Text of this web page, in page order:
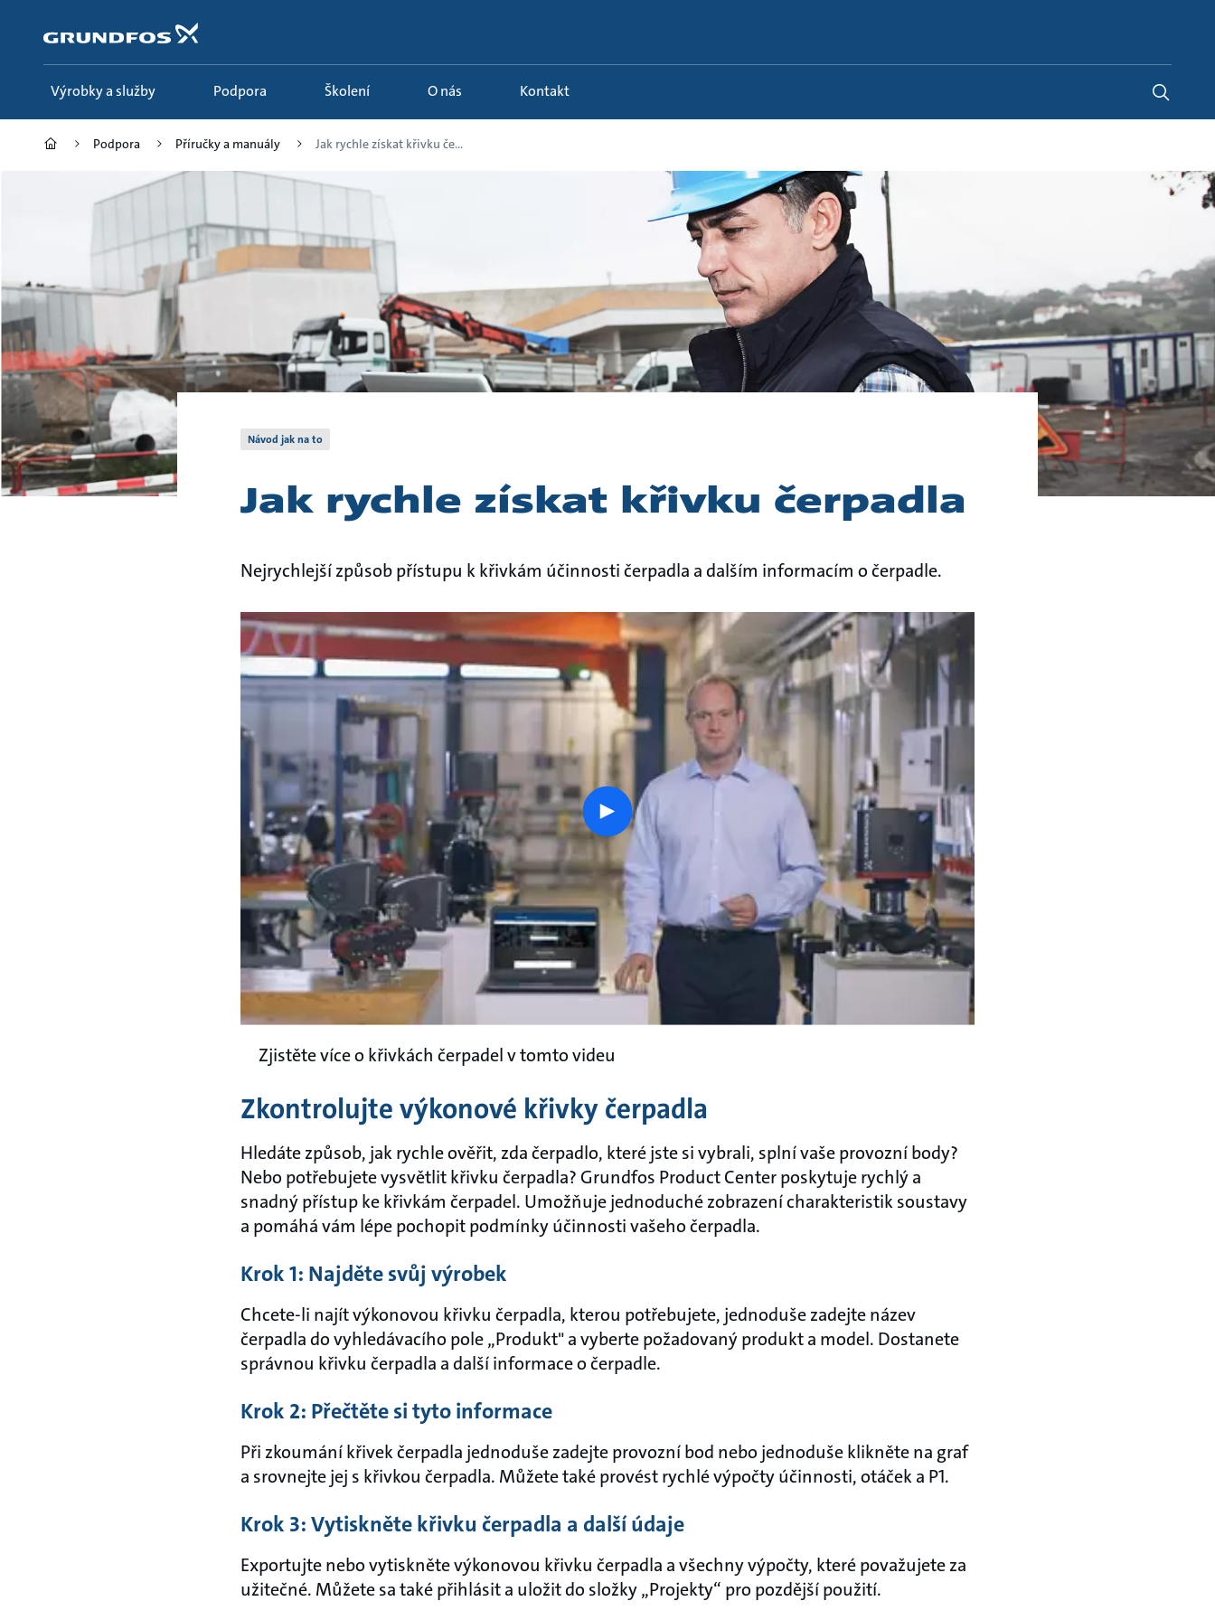
Výrobky a služby Podpora Školení O nás Kontakt
Podpora Příručky a manuály Jak rychle získat křivku če...
Návod jak na to
Jak rychle získat křivku čerpadla
Nejrychlejší způsob přístupu k křivkám účinnosti čerpadla a dalším informacím o čerpadle.
play
button
Zjistěte více o křivkách čerpadel v tomto videu
Zkontrolujte výkonové křivky čerpadla
Hledáte způsob, jak rychle ověřit, zda čerpadlo, které jste si vybrali, splní vaše provozní body?
Nebo potřebujete vysvětlit křivku čerpadla? Grundfos Product Center poskytuje rychlý a
snadný přístup ke křivkám čerpadel. Umožňuje jednoduché zobrazení charakteristik soustavy
a pomáhá vám lépe pochopit podmínky účinnosti vašeho čerpadla.
Krok 1: Najděte svůj výrobek
Chcete-li najít výkonovou křivku čerpadla, kterou potřebujete, jednoduše zadejte název
čerpadla do vyhledávacího pole „Produkt" a vyberte požadovaný produkt a model. Dostanete
správnou křivku čerpadla a další informace o čerpadle.
Krok 2: Přečtěte si tyto informace
Při zkoumání křivek čerpadla jednoduše zadejte provozní bod nebo jednoduše klikněte na graf
a srovnejte jej s křivkou čerpadla. Můžete také provést rychlé výpočty účinnosti, otáček a P1.
Krok 3: Vytiskněte křivku čerpadla a další údaje
Exportujte nebo vytiskněte výkonovou křivku čerpadla a všechny výpočty, které považujete za
užitečné. Můžete sa také přihlásit a uložit do složky „Projekty“ pro pozdější použití.